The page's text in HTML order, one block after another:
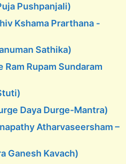
Puja Pushpanjali)
(Shiv Kshama Prarthana -
Sathika)
Ram Rupam Sundaram
Daya Durge-Mantra)
Atharvaseersham –
Ganesh Kavach)